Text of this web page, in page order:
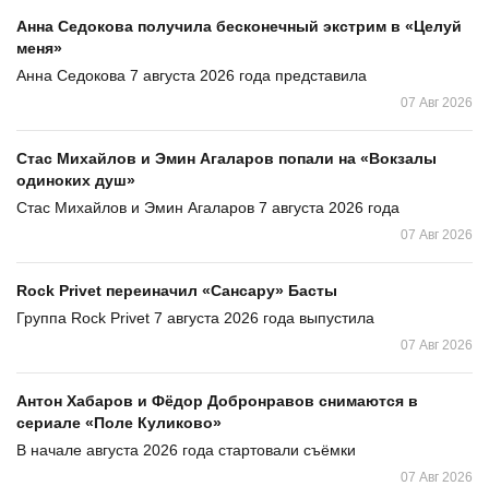
Анна Седокова получила бесконечный экстрим в «Целуй
меня»
Анна Седокова 7 августа 2026 года представила
07 Авг 2026
Стас Михайлов и Эмин Агаларов попали на «Вокзалы
одиноких душ»
Стас Михайлов и Эмин Агаларов 7 августа 2026 года
07 Авг 2026
Rock Privet переиначил «Сансару» Басты
Группа Rock Privet 7 августа 2026 года выпустила
07 Авг 2026
Антон Хабаров и Фёдор Добронравов снимаются в
сериале «Поле Куликово»
В начале августа 2026 года стартовали съёмки
07 Авг 2026